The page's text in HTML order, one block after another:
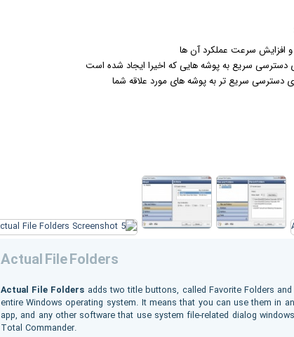
و افزایش سرعت عملکرد آن ها
دسترسی سریع به پوشه هایی که اخیرا ایجاد شده است
Actual File Folders
Actual File Folders adds two title buttons, called Favorite Folders
entire Windows operating system. It means that you can use them in
app, and any other software that use system file-related dialog
Total Commander.